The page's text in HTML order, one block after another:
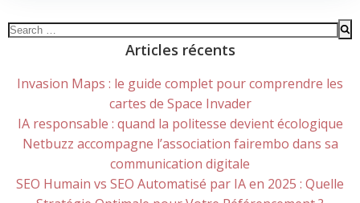
Search
Articles récents
Invasion Maps : le guide complet pour comprendre les
cartes de Space Invader
IA responsable : quand la politesse devient écologique
Netbuzz accompagne l’association fairembo dans sa
communication digitale
SEO Humain vs SEO Automatisé par IA en 2025 : Quelle